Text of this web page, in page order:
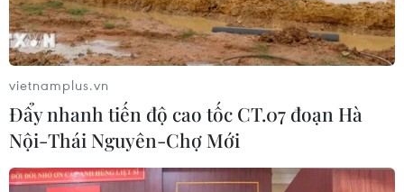
Đào Duy Từ, phường Đông Ba, thành phố Huế, vào tối
3/8.
vietnamplus.vn
Đẩy nhanh tiến độ cao tốc CT.07 đoạn Hà
Nội-Thái Nguyên-Chợ Mới